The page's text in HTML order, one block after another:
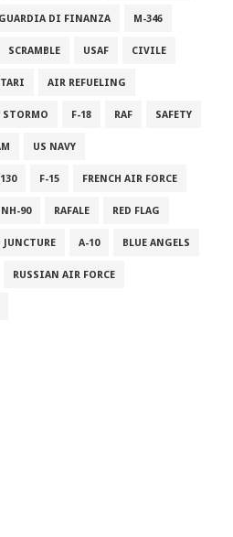
GUARDIA DI FINANZA M-346
SCRAMBLE USAF CIVILE
AIR REFUELING
STORMO F-18 RAF SAFETY
US NAVY
F-15 FRENCH AIR FORCE
NH-90 RAFALE RED FLAG
A-10 BLUE ANGELS
RUSSIAN AIR FORCE